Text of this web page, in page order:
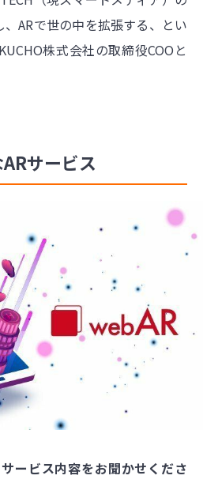
ARで世の中を拡張する、とい
株式会社の取締役COOと
サービス
ービス内容をお聞かせくださ